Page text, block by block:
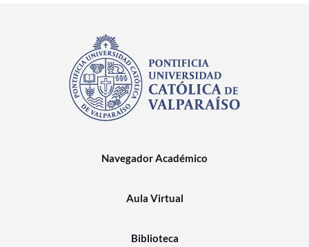
Navegador Académico
Aula Virtual
Biblioteca